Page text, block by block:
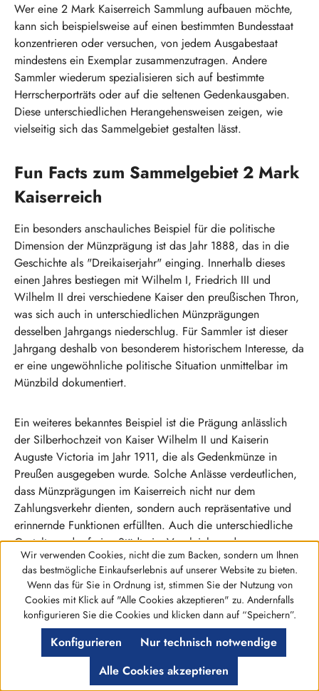
Wer eine 2 Mark Kaiserreich Sammlung aufbauen möchte,
kann sich beispielsweise auf einen bestimmten Bundesstaat
konzentrieren oder versuchen, von jedem Ausgabestaat
mindestens ein Exemplar zusammenzutragen. Andere
Sammler wiederum spezialisieren sich auf bestimmte
Herrscherporträts oder auf die seltenen Gedenkausgaben.
Diese unterschiedlichen Herangehensweisen zeigen, wie
vielseitig sich das Sammelgebiet gestalten lässt.
Fun Facts zum Sammelgebiet 2 Mark
Kaiserreich
Ein besonders anschauliches Beispiel für die politische
Dimension der Münzprägung ist das Jahr 1888, das in die
Geschichte als "Dreikaiserjahr" einging. Innerhalb dieses
einen Jahres bestiegen mit Wilhelm I, Friedrich III und
Wilhelm II drei verschiedene Kaiser den preußischen Thron,
was sich auch in unterschiedlichen Münzprägungen
desselben Jahrgangs niederschlug. Für Sammler ist dieser
Jahrgang deshalb von besonderem historischem Interesse, da
er eine ungewöhnliche politische Situation unmittelbar im
Münzbild dokumentiert.
Ein weiteres bekanntes Beispiel ist die Prägung anlässlich
der Silberhochzeit von Kaiser Wilhelm II und Kaiserin
Auguste Victoria im Jahr 1911, die als Gedenkmünze in
Preußen ausgegeben wurde. Solche Anlässe verdeutlichen,
dass Münzprägungen im Kaiserreich nicht nur dem
Zahlungsverkehr dienten, sondern auch repräsentative und
erinnernde Funktionen erfüllten. Auch die unterschiedliche
Gestaltung der freien Städte im Vergleich zu den
Königreichen zeigt, wie stark regionale Identität in der
Münzgestaltung zum Ausdruck kam. Solche Details machen
das Sammeln von 2 Mark Kaiserreich Silbermünzen zu einer
lebendigen Beschäftigung mit deutscher Geschichte.
Die Vielfalt an Herrschern, Bundesstaaten und Anlässen
macht die 2 Mark Kaiserreich Silbermünzen zu einem
facettenreichen Sammelgebiet, das historische Tiefe mit
Werkzeugleiste anzeigen
Wir verwenden Cookies, nicht die zum Backen, sondern um Ihnen
das bestmögliche Einkaufserlebnis auf unserer Website zu bieten.
Wenn das für Sie in Ordnung ist, stimmen Sie der Nutzung von
Cookies mit Klick auf "Alle Cookies akzeptieren" zu. Andernfalls
konfigurieren Sie die Cookies und klicken dann auf “Speichern”.
Nur technisch notwendige
Konfigurieren
Alle Cookies akzeptieren